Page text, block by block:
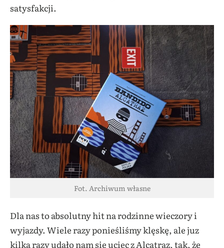
satysfakcji.
Fot. Archiwum własne
Dla nas to absolutny hit na rodzinne wieczory i
wyjazdy. Wiele razy ponieśliśmy klęskę, ale juz
kilka razy udało nam się uciec z Alcatraz, tak, że